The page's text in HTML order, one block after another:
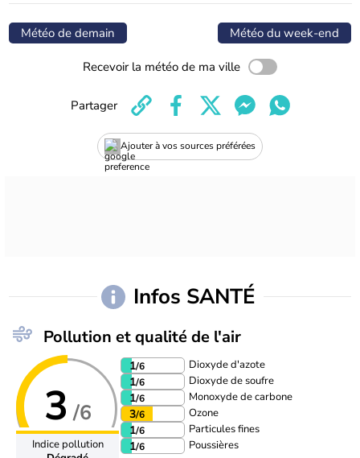
Météo de demain Météo du week-end
Recevoir la météo de ma ville
Ajouter à vos sources préférées
Partager
Infos SANTÉ
Pollution et qualité de l'air
3 /6
Indice pollution
1/6 Dioxyde d'azote
1/6 Dioxyde de soufre
1/6 Monoxyde de carbone
3/6 Ozone
1/6 Particules fines
1/6 Poussières